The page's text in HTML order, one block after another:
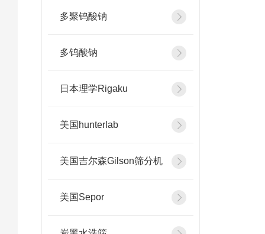
多聚钨酸钠
多钨酸钠
日本理学Rigaku
美国hunterlab
美国吉尔森Gilson筛分机
美国Sepor